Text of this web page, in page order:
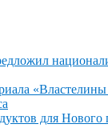
«Властелины
для